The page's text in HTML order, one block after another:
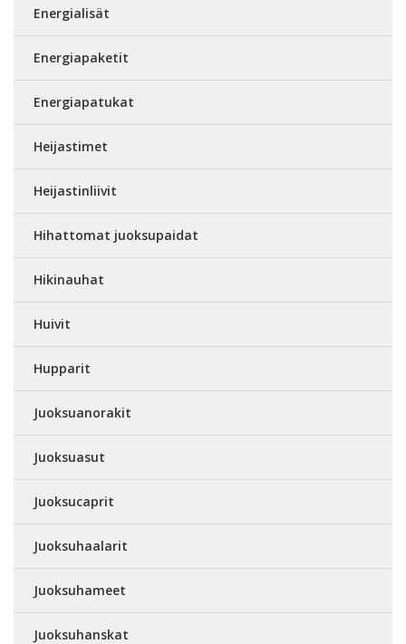
Energialisät
Energiapaketit
Energiapatukat
Heijastimet
Heijastinliivit
Hihattomat juoksupaidat
Hikinauhat
Huivit
Hupparit
Juoksuanorakit
Juoksuasut
Juoksucaprit
Juoksuhaalarit
Juoksuhameet
Juoksuhanskat